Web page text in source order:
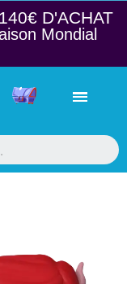
D'ACHAT​
Mondial